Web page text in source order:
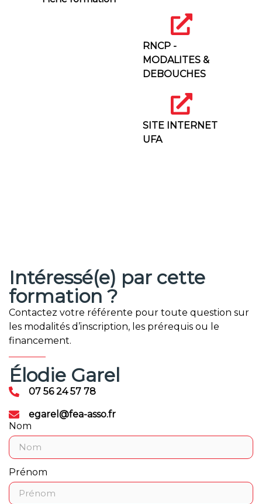
RNCP -
MODALITES &
DEBOUCHES
SITE INTERNET
UFA
Intéressé(e) par cette
formation ?
Contactez votre référente pour toute question sur
les modalités d’inscription, les prérequis ou le
financement.
Élodie Garel
07 56 24 57 78
egarel@fea-asso.fr
Nom
Prénom